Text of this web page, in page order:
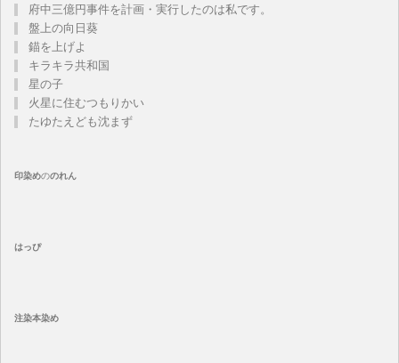
府中三億円事件を計画・実行したのは私です。
盤上の向日葵
錨を上げよ
キラキラ共和国
星の子
火星に住むつもりかい
たゆたえども沈まず
印染めののれん
はっぴ
注染本染め